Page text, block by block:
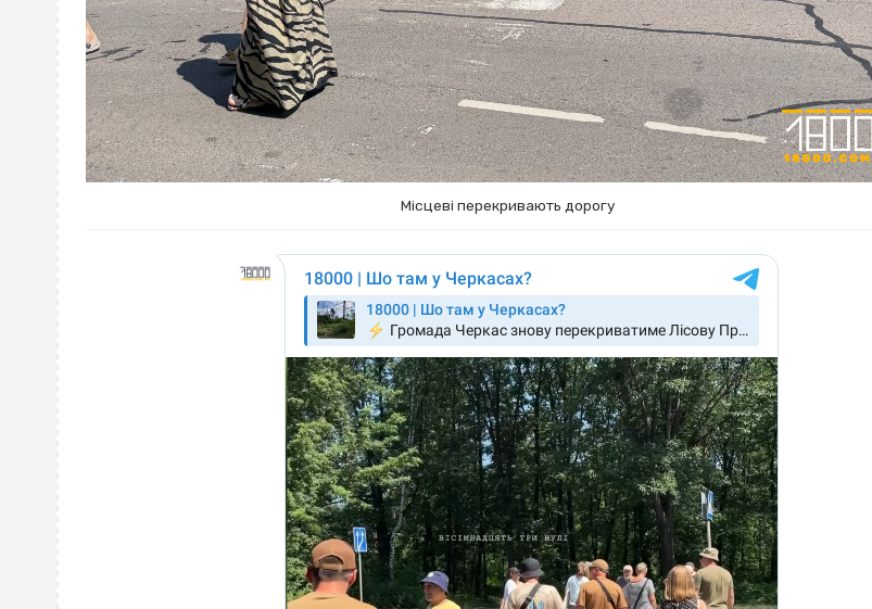
Місцеві перекривають дорогу